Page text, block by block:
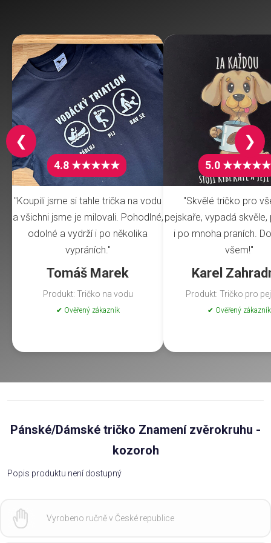
4.8 ★★★★★
"Koupili jsme si tahle trička na vodu
a všichni jsme je milovali. Pohodlné,
odolné a vydrží i po několika
vypráních."
Tomáš Marek
Produkt: Tričko na vodu
✔ Ověřený zákazník
5.0 ★★★★★
"Skvělé tričko pro
pejskaře, vypadá
i po mnoha praních.
všem!"
Karel
Produkt: Tričko pro
✔ Ověřený zákazník
❮ ❯
Pánské/Dámské tričko Znamení zvěrokruhu -
kozoroh
Popis produktu není dostupný
Vyrobeno ručně v České republice